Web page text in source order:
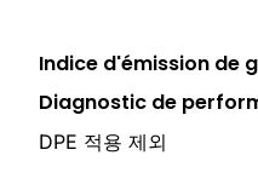
Indice d'émission de
Diagnostic de
DPE 적용 제외